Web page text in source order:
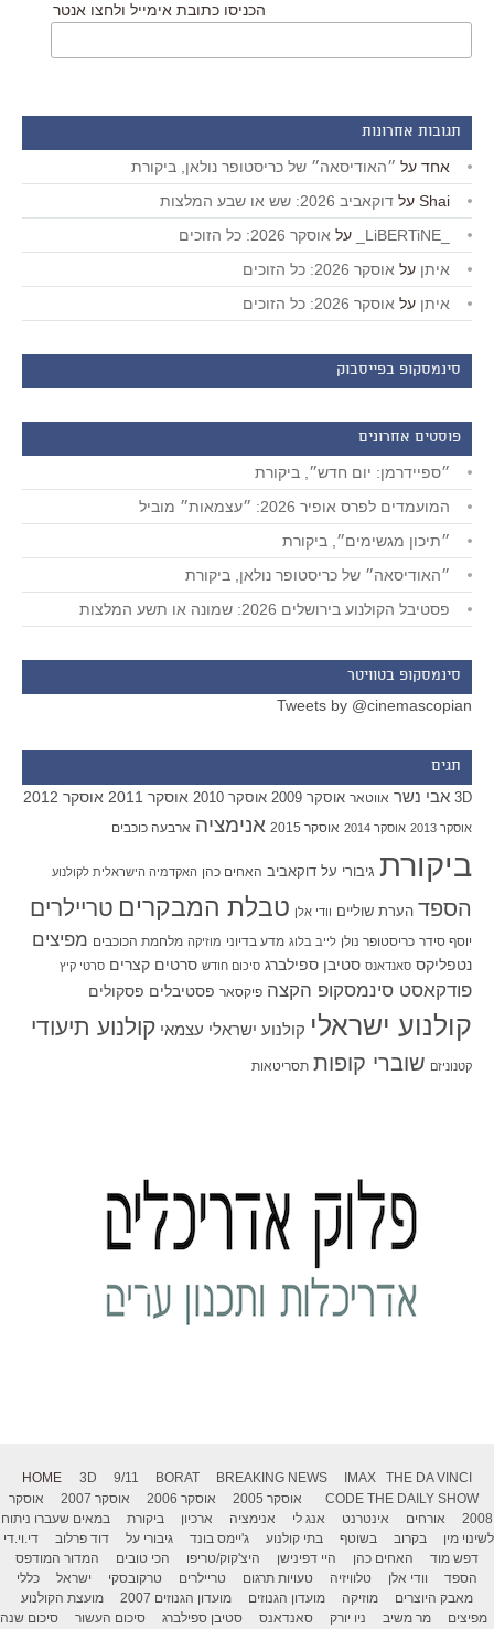
הכניסו כתובת אימייל ולחצו אנטר
תגובות אחרונות
אחד על ״האודיסאה״ של כריסטופר נולאן, ביקורת
Shai על דוקאביב 2026: שש או שבע המלצות
על אוסקר 2026: כל הזוכים
איתן על אוסקר 2026: כל הזוכים
איתן על אוסקר 2026: כל הזוכים
סינמסקופ בפייסבוק
פוסטים אחרונים
״ספיידרמן: יום חדש״, ביקורת
המועמדים לפרס אופיר 2026: ״עצמאות״ מוביל
״תיכון מגשימים״, ביקורת
״האודיסאה״ של כריסטופר נולאן, ביקורת
פסטיבל הקולנוע בירושלים 2026: שמונה או תשע המלצות
סינמסקופ בטוויטר
Tweets by @cinemascopian
תגים
3D אבי נשר אווטאר אוסקר 2009 אוסקר 2010 אוסקר 2011 אוסקר 2012
אוסקר 2013 אוסקר 2014 אוסקר 2015 אנימציה ארבעה כוכבים
ביקורת גיבורי על דוקאביב האחים כהן האקדמיה הישראלית לקולנוע
הספד הערת שוליים וודי אלן טבלת המבקרים טריילרים
יוסף סידר כריסטופר נולן לייב בלוג מדע בדיוני מוזיקה מלחמת הכוכבים מפיצים
נטפליקס סאנדאנס סטיבן ספילברג סיכום חודש סרטים קצרים סרטי קיץ
פודקאסט סינמסקופ הקצה פיקסאר פסטיבלים פסקולים
קולנוע ישראלי קולנוע ישראלי עצמאי קולנוע תיעודי
קטנוניזם שוברי קופות תסריטאות
HOME 3D 9/11 BORAT BREAKING NEWS IMAX
THE DA VINCI
CODE THE DAILY SHOW אוסקר 2005 אוסקר 2006 אוסקר 2007
אוסקר
2008
אורחים אינטרנט אנג לי אנימציה ארכיון ביקורת
במאים שעברו ניתוח
לשינוי מין
בקרוב בשוטף בתי קולנוע ג'יימס בונד גיבורי על דוד פרלוב
די.וי.די
דפש מוד
האחים כהן היי דפינישן היצ'קוק/טריפו הכי טובים
המדור המודפס
הספד
וודי אלן טלוויזיה טעויות תרגום טריילרים טרקובסקי ישראל
כללי
מאבק היוצרים
מוזיקה מועדון הגנוזים מועדון הגנוזים 2007
מועצת הקולנוע
מפיצים
מר משיב ניו יורק סאנדאנס סטיבן ספילברג סיכום העשור סיכום שנה